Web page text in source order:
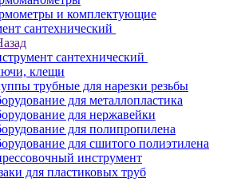
и комплектующие
сантехнический
сантехнический
клещи
трубные для нарезки резьбы
для металлопластика
для нержавейки
для полипропилена
для сшитого полиэтилена
инструмент
для пластиковых труб